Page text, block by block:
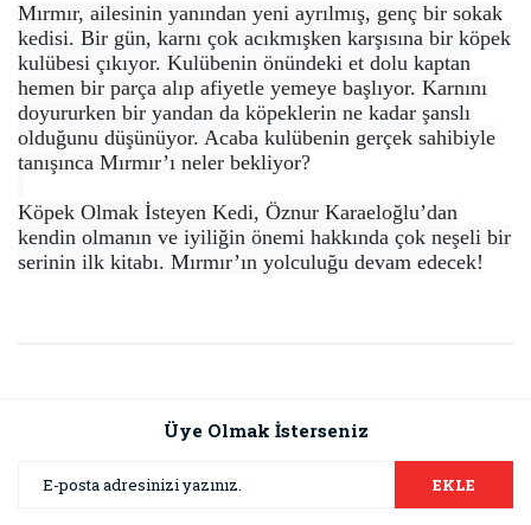
Mırmır, ailesinin yanından yeni ayrılmış, genç bir sokak
kedisi. Bir gün, karnı çok acıkmışken karşısına bir köpek
kulübesi çıkıyor. Kulübenin önündeki et dolu kaptan
hemen bir parça alıp afiyetle yemeye başlıyor. Karnını
doyururken bir yandan da köpeklerin ne kadar şanslı
olduğunu düşünüyor. Acaba kulübenin gerçek sahibiyle
tanışınca Mırmır’ı neler bekliyor?
Köpek Olmak İsteyen Kedi, Öznur Karaeloğlu’dan
kendin olmanın ve iyiliğin önemi hakkında çok neşeli bir
serinin ilk kitabı. Mırmır’ın yolculuğu devam edecek!
Görüş ve önerileriniz için teşekkür ederiz.
Ürün resmi kalitesiz, bozuk veya görüntülenemiyor.
Üye Olmak İsterseniz
EKLE